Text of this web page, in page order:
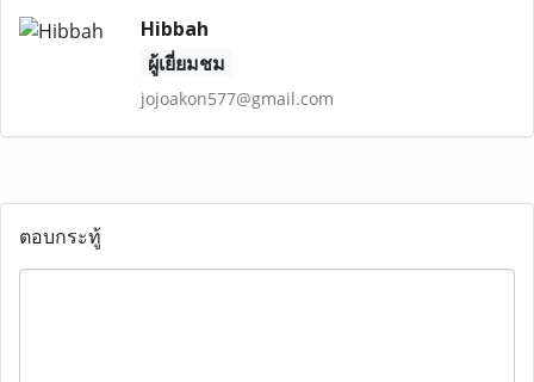
Hibbah
ผู้เยี่ยมชม
jojoakon577@gmail.com
ตอบกระทู้